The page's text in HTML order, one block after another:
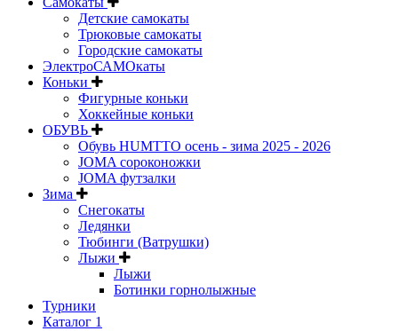
Детские самокаты
Трюковые самокаты
Городские самокаты
ЭлектроСАМОкаты
Коньки
Фигурные коньки
Хоккейные коньки
ОБУВЬ
Обувь HUMTTO осень - зима 2025 - 2026
JOMA сороконожки
JOMA футзалки
Зима
Снегокаты
Ледянки
Тюбинги (Ватрушки)
Лыжи
Лыжи
Ботинки горнолыжные
Турники
Каталог 1